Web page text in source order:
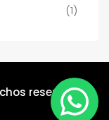
(1)
reservados